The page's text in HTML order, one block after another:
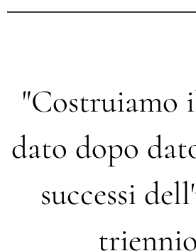
"Costruiamo
dato dopo
successi